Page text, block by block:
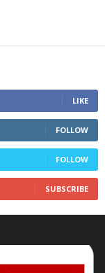
LIKE
FOLLOW
FOLLOW
SUBSCRIBE